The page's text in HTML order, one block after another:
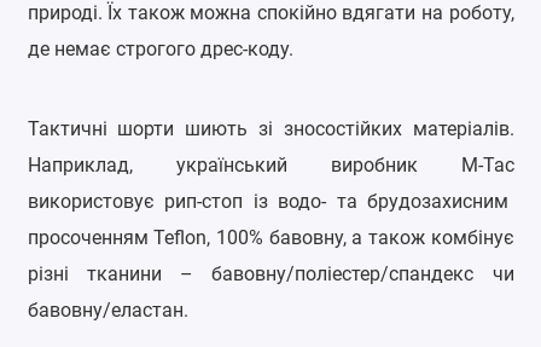
природі. Їх також можна спокійно вдягати на роботу,
де немає строгого дрес-коду.
Тактичні шорти шиють зі зносостійких матеріалів.
Наприклад, український виробник M-Tac
використовує рип-стоп із водо- та брудозахисним
просоченнямTeflon, 100% бавовну, а також комбінує
різні тканини – бавовну/поліестер/спандекс чи
бавовну/еластан.